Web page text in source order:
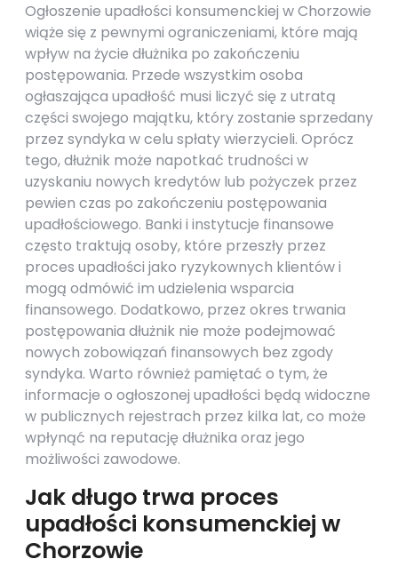
Ogłoszenie upadłości konsumenckiej w Chorzowie
wiąże się z pewnymi ograniczeniami, które mają
wpływ na życie dłużnika po zakończeniu
postępowania. Przede wszystkim osoba
ogłaszająca upadłość musi liczyć się z utratą
części swojego majątku, który zostanie sprzedany
przez syndyka w celu spłaty wierzycieli. Oprócz
tego, dłużnik może napotkać trudności w
uzyskaniu nowych kredytów lub pożyczek przez
pewien czas po zakończeniu postępowania
upadłościowego. Banki i instytucje finansowe
często traktują osoby, które przeszły przez
proces upadłości jako ryzykownych klientów i
mogą odmówić im udzielenia wsparcia
finansowego. Dodatkowo, przez okres trwania
postępowania dłużnik nie może podejmować
nowych zobowiązań finansowych bez zgody
syndyka. Warto również pamiętać o tym, że
informacje o ogłoszonej upadłości będą widoczne
w publicznych rejestrach przez kilka lat, co może
wpłynąć na reputację dłużnika oraz jego
możliwości zawodowe.
Jak długo trwa proces
upadłości konsumenckiej w
Chorzowie